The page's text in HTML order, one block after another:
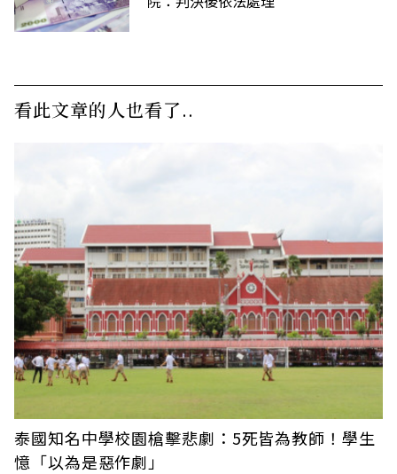
看此文章的人也看了..
泰國知名中學校園槍擊悲劇：5死皆為教師！學生
憶「以為是惡作劇」